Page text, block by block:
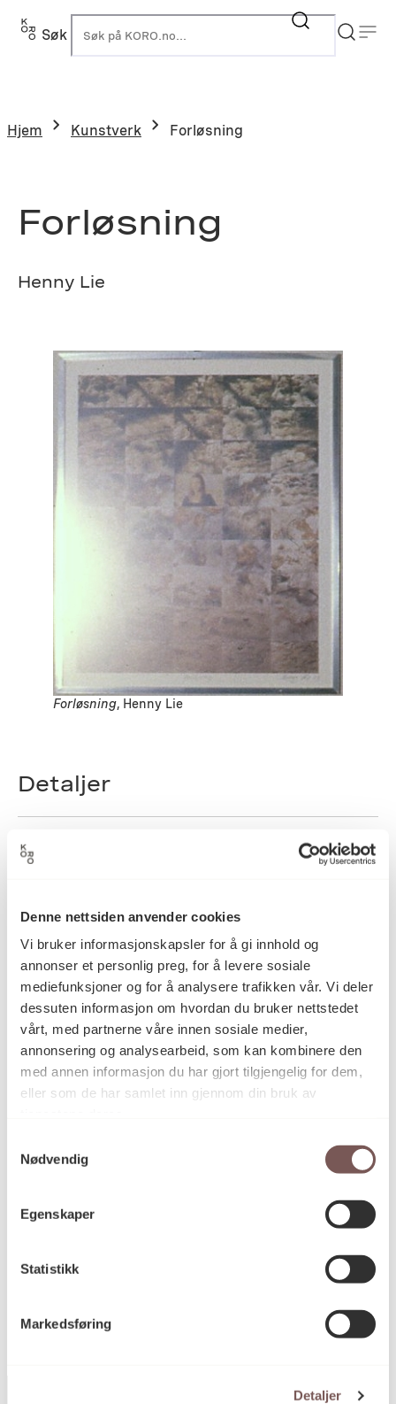
Denne nettsiden anvender cookies
Vi bruker informasjonskapsler for å gi innhold og
annonser et personlig preg, for å levere sosiale
mediefunksjoner og for å analysere trafikken vår. Vi deler
dessuten informasjon om hvordan du bruker nettstedet
vårt, med partnerne våre innen sosiale medier,
annonsering og analysearbeid, som kan kombinere den
med annen informasjon du har gjort tilgjengelig for dem,
eller som de har samlet inn gjennom din bruk av
Nødvendig
Egenskaper
Statistikk
Markedsføring
Detaljer
Hopp
Søk
Hjem Kunstverk Forløsning
Forløsning
Henny Lie
Forløsning, Henny Lie
Detaljer
Datering
Kunstner Henny Lie
Blandet teknikk, Fotografi
Teknikk og
Fotomontasje
Mål
Reference